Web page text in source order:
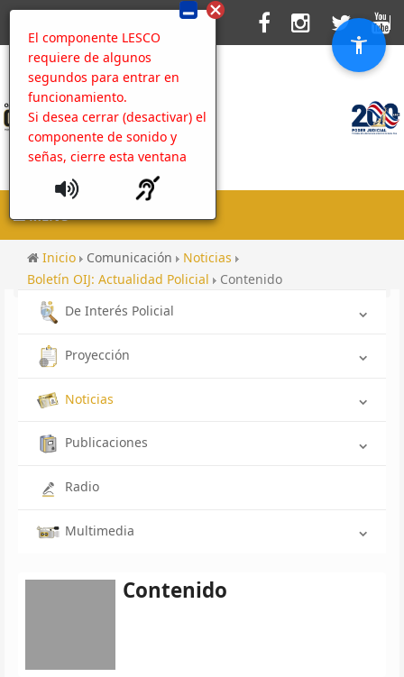
El componente LESCO
requiere de algunos
segundos para entrar en
funcionamiento.
Si desea cerrar (desactivar) el
componente de sonido y
señas, cierre esta ventana
MENU
Inicio Comunicación
Noticias
Boletín OIJ: Actualidad Policial
Contenido
De Interés Policial
Proyección
Noticias
Publicaciones
Radio
Multimedia
Contenido